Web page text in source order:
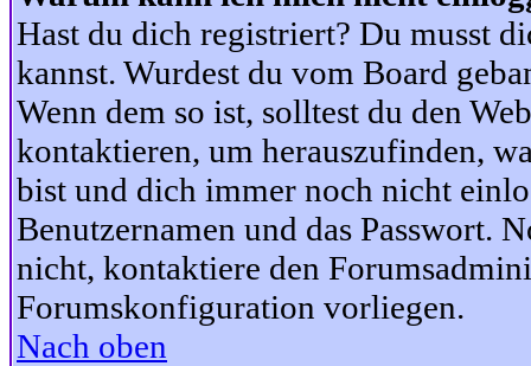
Hast du dich registriert? Du musst
kannst. Wurdest du vom Board
Wenn dem so ist, solltest du den
kontaktieren, um herauszufinden,
bist und dich immer noch nicht
Benutzernamen und das Passwort.
nicht, kontaktiere den
Forumskonfiguration vorliegen.
Nach oben